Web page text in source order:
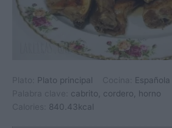
Plato principal
Española
cabrito, cordero, horno
840.43kcal